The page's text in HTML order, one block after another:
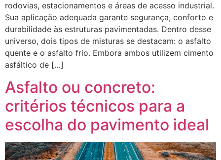
rodovias, estacionamentos e áreas de acesso industrial.
Sua aplicação adequada garante segurança, conforto e
durabilidade às estruturas pavimentadas. Dentro desse
universo, dois tipos de misturas se destacam: o asfalto
quente e o asfalto frio. Embora ambos utilizem cimento
asfáltico de […]
Asfalto ou concreto:
critérios técnicos para a
escolha do pavimento ideal